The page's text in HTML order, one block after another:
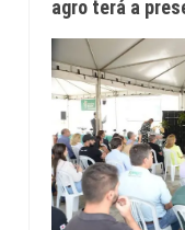
agro terá a